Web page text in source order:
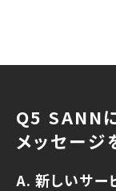
Q5 SANN
メッセージ
A. 新しいサー